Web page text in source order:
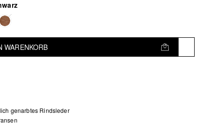
WARENKORB
genarbtes Rindsleder